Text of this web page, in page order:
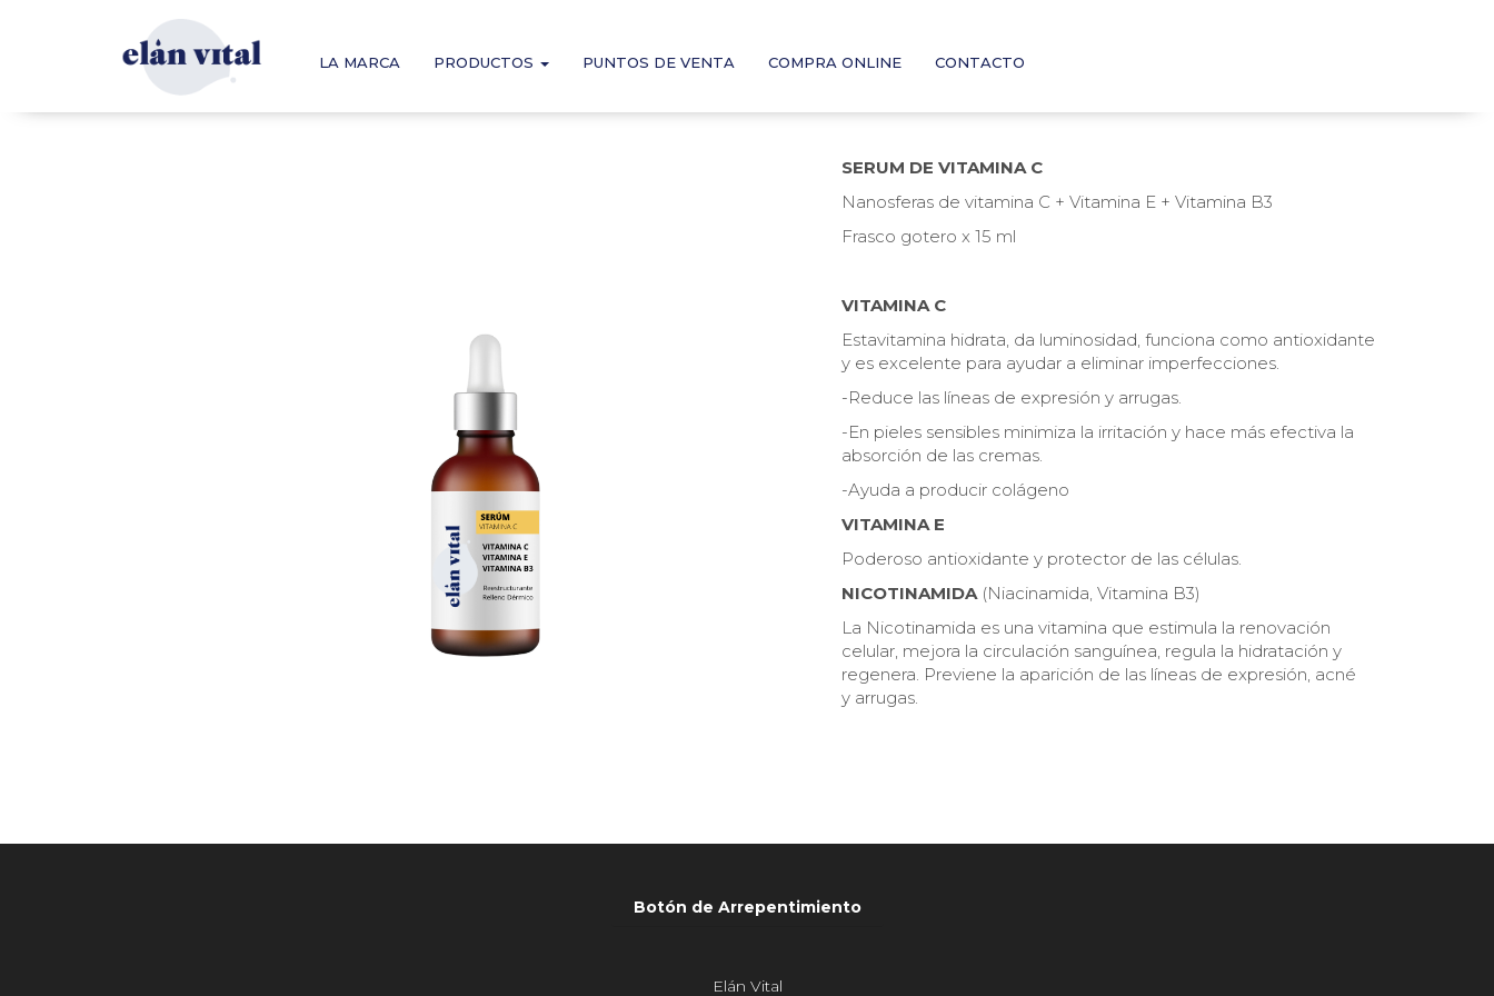
LA MARCA PRODUCTOS PUNTOS DE VENTA COMPRA ONLINE CONTACTO
SERUM DE VITAMINA C
Nanosferas de vitamina C + Vitamina E + Vitamina B3
Frasco gotero x 15 ml
VITAMINA C
Estavitamina hidrata, da luminosidad, funciona como antioxidante
y es excelente para ayudar a eliminar imperfecciones.
-Reduce las líneas de expresión y arrugas.
-En pieles sensibles minimiza la irritación y hace más efectiva la
absorción de las cremas.
-Ayuda a producir colágeno
VITAMINA E
Poderoso antioxidante y protector de las células.
NICOTINAMIDA(Niacinamida, Vitamina B3)
La Nicotinamida es una vitamina que estimula la renovación
celular, mejora la circulación sanguínea, regula la hidratación y
regenera. Previene la aparición de las líneas de expresión, acné
y arrugas.
Botón de Arrepentimiento
Elán Vital